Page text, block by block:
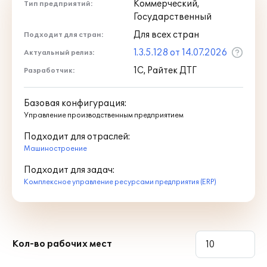
электронными счетами-фактурами и
другими юридически значимыми
документами, осуществлять
автоматическую сверку счетов-
фактур с контрагентами
непосредственно из программ "1С";
осуществлять быструю проверку
информации о контрагентах,
автоматически заполнять реквизиты
документах;
получить квалифицированный
сертификат электронной подписи для
обмена юридически значимыми
информационных баз в облачное
хранилище данных "1С", с
Тип предприятий:
Коммерческий,
Государственный
Подходит для стран: Для всех стран
Актуальный релиз: 1.3.5.128 от 14.07.2026
Разработчик: 1С, Райтек ДТГ
Базовая конфигурация:
Управление производственным предприятием
Подходит для отраслей:
Машиностроение
Подходит для задач:
Комплексное управление ресурсами предприятия (ERP)
Кол-во рабочих мест